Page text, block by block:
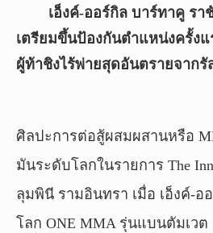
เอ็งค์-ออร์กิล บาร์ทาคู ร
เตรียมขึ้นป้องกันตำแหน่งครั้ง
ผู้ท้าชิงไร้พ่ายสุดอันตรายจากรั
ศิลปะการต่อสู้ผสมผสานหรือ
มันระดับโลกในรายการ The
ลุมพินี รามอินทรา เมื่อ เอ็งค์-อ
โลก ONE MMA รุ่นแบนตัมเวต
2026
rights